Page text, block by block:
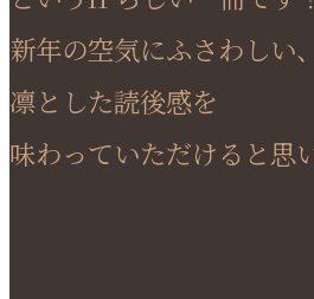
新年の空気にふさわしい、
凛とした読後感を
味わっていただけると思